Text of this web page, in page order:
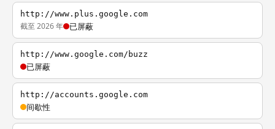
http://www.plus.google.com
截至 2026 年 已屏蔽
http://www.google.com/buzz
已屏蔽
http://accounts.google.com
间歇性